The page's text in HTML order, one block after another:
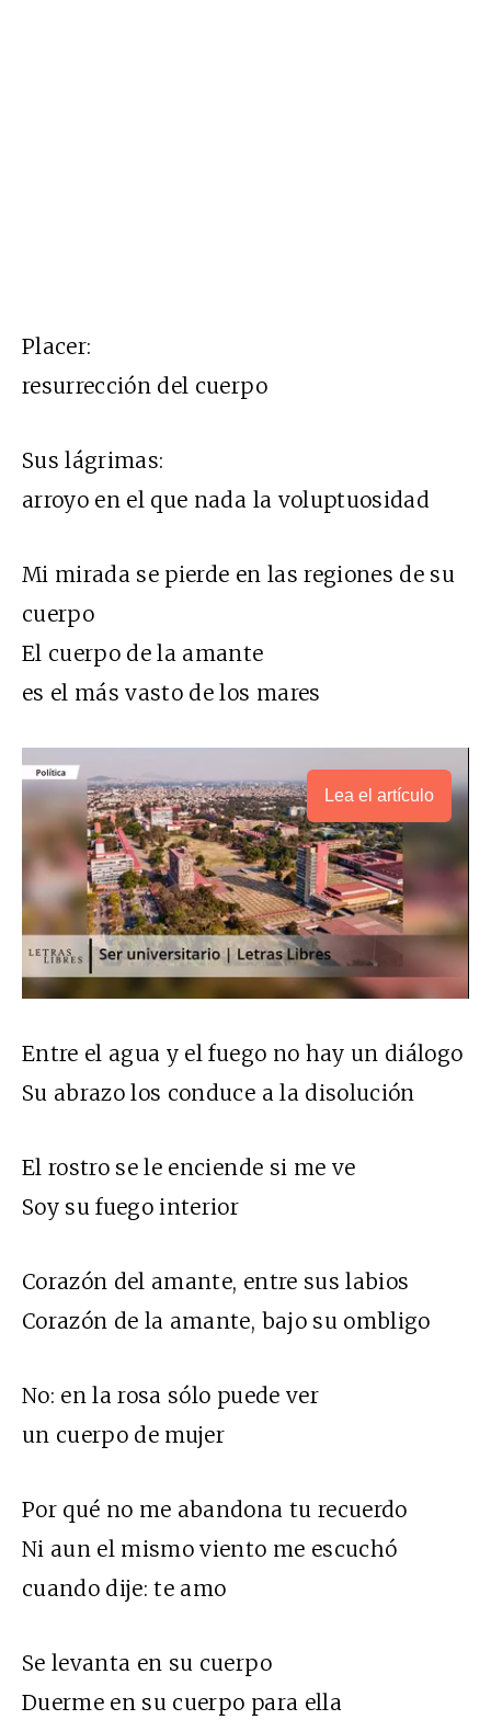
Placer:
resurrección del cuerpo
Sus lágrimas:
arroyo en el que nada la voluptuosidad
Mi mirada se pierde en las regiones de su
cuerpo
El cuerpo de la amante
es el más vasto de los mares
Lea el artículo
Entre el agua y el fuego no hay un diálogo
Su abrazo los conduce a la disolución
El rostro se le enciende si me ve
Soy su fuego interior
Corazón del amante, entre sus labios
Corazón de la amante, bajo su ombligo
No: en la rosa sólo puede ver
un cuerpo de mujer
Por qué no me abandona tu recuerdo
Ni aun el mismo viento me escuchó
cuando dije: te amo
Se levanta en su cuerpo
Duerme en su cuerpo para ella